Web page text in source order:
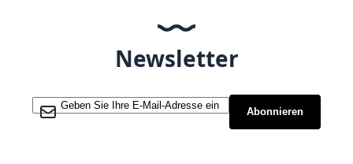
Newsletter
Melden Sie sich für unseren Newsletter an:
Abonnieren